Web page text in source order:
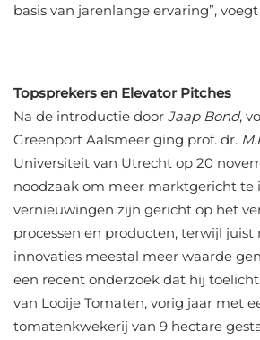
basis van jarenlange ervaring”,
Topsprekers en Elevator Pitches
Na de introductie door Jaap Bond,
Greenport Aalsmeer ging prof. dr.
Universiteit van Utrecht op 20
noodzaak om meer marktgericht te
vernieuwingen zijn gericht op het
processen en producten, terwijl
innovaties meestal meer waarde
een recent onderzoek dat hij
van Looije Tomaten, vorig jaar met
tomatenkwekerij van 9 hectare